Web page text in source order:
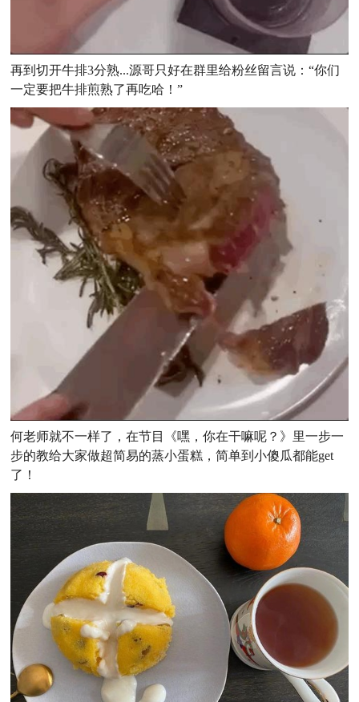
再到切开牛排3分熟...源哥只好在群里给粉丝留言说：“你们
一定要把牛排煎熟了再吃哈！”
何老师就不一样了，在节目《嘿，你在干嘛呢？》里一步一
步的教给大家做超简易的蒸小蛋糕，简单到小傻瓜都能get
了！